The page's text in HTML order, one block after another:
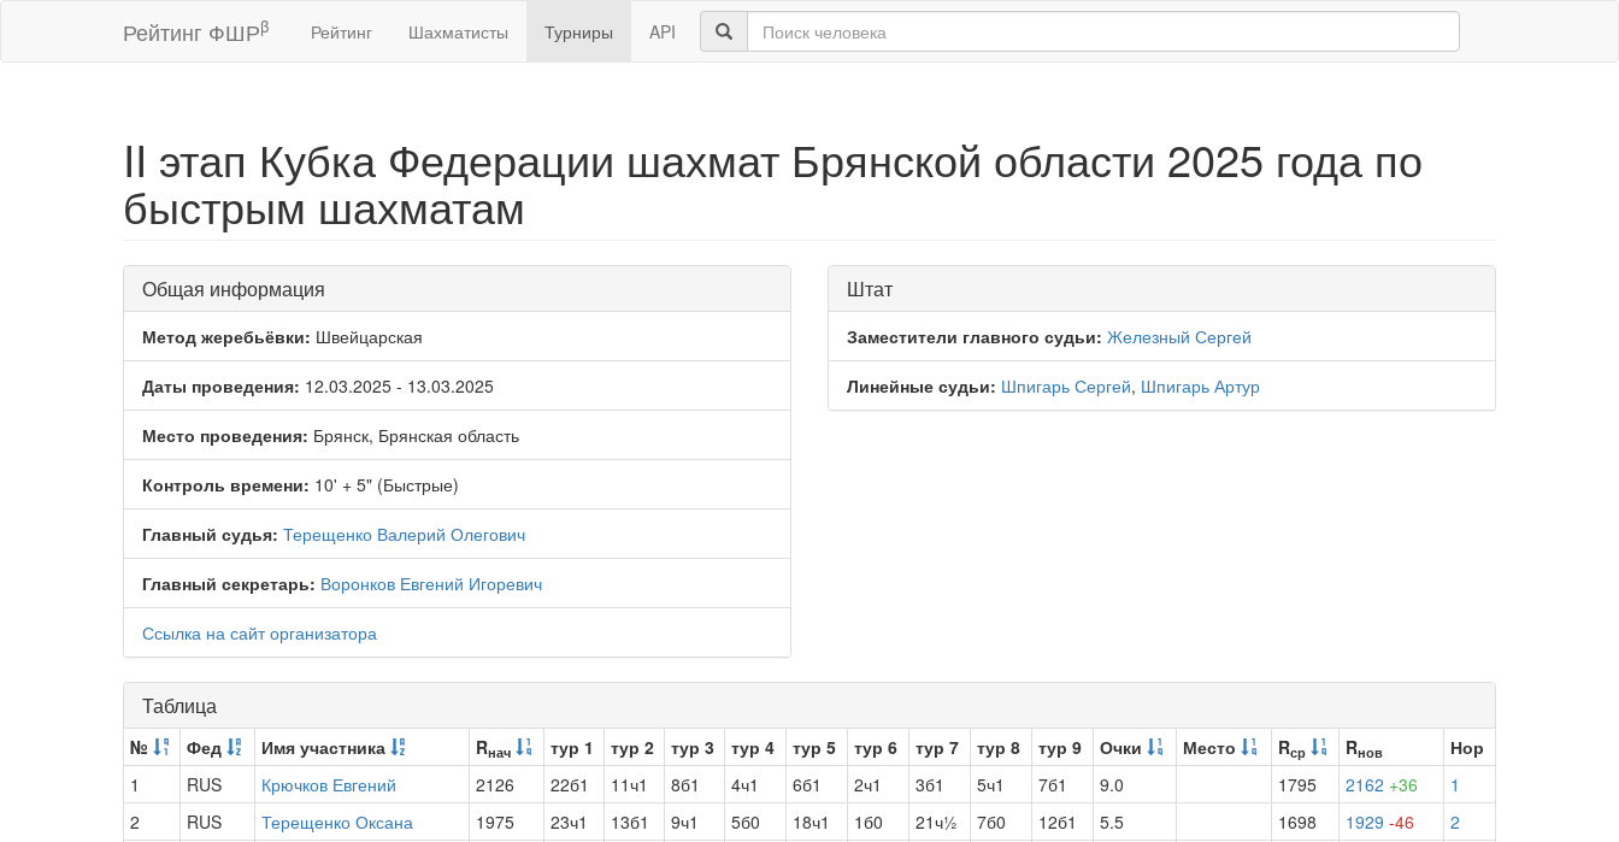
Рейтинг ФШРβ Рейтинг Шахматисты Турниры API
II этап Кубка Федерации шахмат Брянской области 2025 года по
быстрым шахматам
Общая информация
Метод жеребьёвки: Швейцарская
Даты проведения: 12.03.2025 - 13.03.2025
Место проведения: Брянск, Брянская область
Контроль времени: 10' + 5" (Быстрые)
Главный судья: Терещенко Валерий Олегович
Главный секретарь: Воронков Евгений Игоревич
Ссылка на сайт организатора
Штат
Заместители главного судьи: Железный Сергей
Линейные судьи: Шпигарь Сергей, Шпигарь Артур
Таблица
№ Фед Имя участника Rнач тур 1 тур 2 тур 3 тур 4 тур 5 тур 6 тур 7 тур 8 тур 9 Очки Место Rср Rнов
Нор
1
RUS Крючков Евгений 2126 22б1 11ч1 8б1 4ч1 6б1 2ч1 3б1 5ч1 7б1 9.0 1795 2162 +36
1
2
RUS Терещенко Оксана 1975 23ч1 13б1 9ч1 5б0 18ч1 1б0 21ч½ 7б0 12б1 5.5 1698 1929 -46
2